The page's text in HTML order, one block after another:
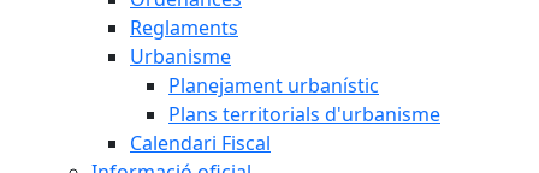
Reglaments
Urbanisme
Planejament urbanístic
Plans territorials d'urbanisme
Calendari Fiscal